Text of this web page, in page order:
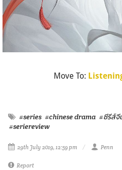
Move To:
#series #chinese drama #ซีรีส์จี
#seriereview
29th July 2019, 12:59 pm Penn
Report